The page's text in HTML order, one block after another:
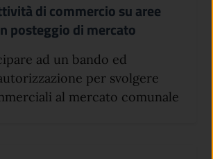
di commercio su aree
posteggio di mercato
ad un bando ed
per svolgere
al mercato comunale